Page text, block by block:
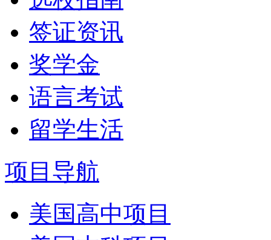
签证资讯
奖学金
语言考试
留学生活
项目导航
美国高中项目